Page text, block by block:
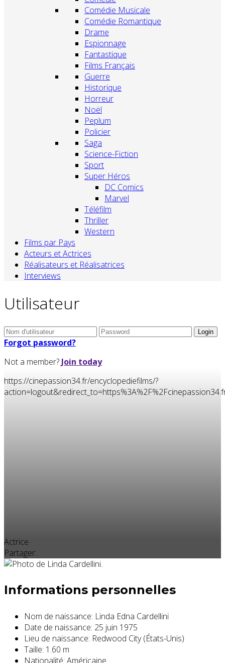
Comédie Musicale
Comédie Romantique
Drame
Espionnage
Fantastique
Films Français
Guerre
Historique
Horreur
Noël
Peplum
Policier
Saga
Science-Fiction
Sport
Super Héros
DC Comics
Marvel
Téléfilm
Thriller
Western
Films par Pays
Acteurs et Actrices
Réalisateurs et Réalisatrices
Interviews
Utilisateur
Forgot password?
Not a member? Join today
https://cinepassion34.fr/encyclopediefilms/?
Actrice
Partager:
Informations personnelles
Nom de naissance: Linda Edna Cardellini
Date de naissance: 25 juin 1975
Lieu de naissance: Redwood City (États-Unis)
Taille: 1.60 m
Nationalité: Américaine